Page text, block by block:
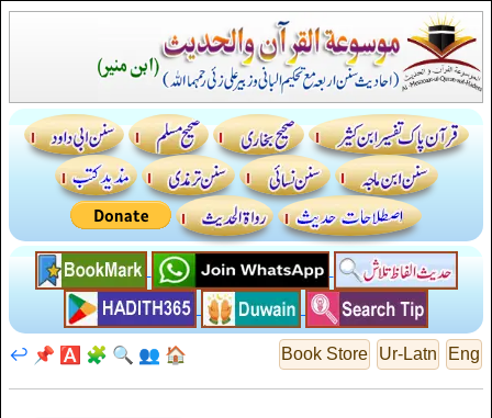
Eng
Ur-Latn
Book Store
🏠
👥
🔍
🧩
🅰️
📌
↩️